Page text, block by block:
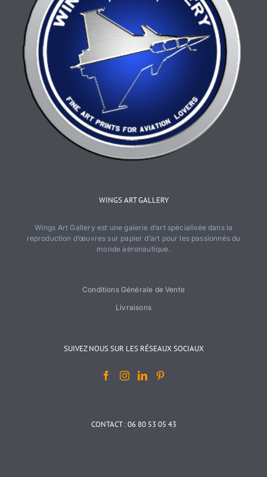
WINGS ART GALLERY
Wings Art Gallery est une galerie d’art spécialisée dans la
reproduction d’œuvres sur papier d’art pour les passionnés du
monde aéronautique.
Conditions Générale de Vente
Livraisons
SUIVEZ NOUS SUR LES RÉSEAUX SOCIAUX
CONTACT : 06 80 53 05 43